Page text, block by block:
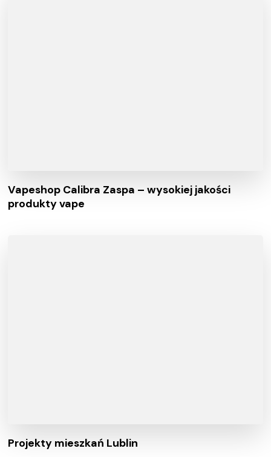
Vapeshop Calibra Zaspa – wysokiej jakości
produkty vape
Projekty mieszkań Lublin